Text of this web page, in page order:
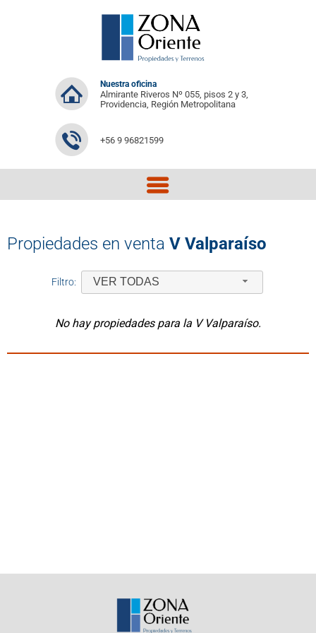
Nuestra oficina
Almirante Riveros Nº 055, pisos 2 y 3,
Providencia, Región Metropolitana
+56 9 96821599
Propiedades en venta V Valparaíso
Filtro: VER TODAS
No hay propiedades para la V Valparaíso.